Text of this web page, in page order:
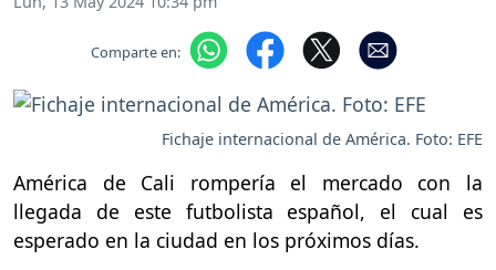
Comparte en:
Fichaje internacional de América. Foto: EFE
América de Cali rompería el mercado con la
llegada de este futbolista español, el cual es
esperado en la ciudad en los próximos días.